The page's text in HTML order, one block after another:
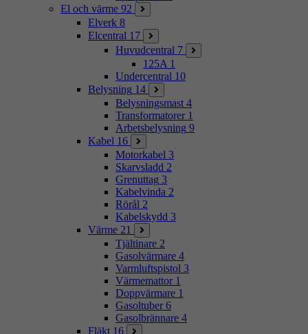
El och värme 92
Elverk 8
Elcentral 17
Huvudcentral 7
125A 1
Undercentral 10
Belysning 14
Belysningsmast 4
Transformatorer 1
Arbetsbelysning 9
Kabel 16
Motorkabel 3
Skarvsladd 2
Grenuttag 3
Kabelvinda 2
Rörål 2
Kabelskydd 3
Värme 21
Tjältinare 2
Gasolvärmare 4
Varmluftspistol 3
Värmemattor 1
Doppvärmare 1
Gasoltuber 6
Gasolbrännare 4
Fläkt 16